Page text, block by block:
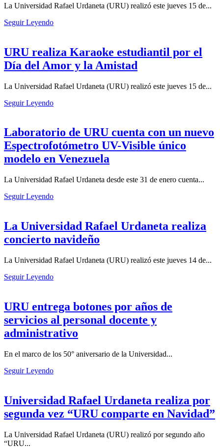
La Universidad Rafael Urdaneta (URU) realizó este jueves 15 de...
Seguir Leyendo
URU realiza Karaoke estudiantil por el
Día del Amor y la Amistad
La Universidad Rafael Urdaneta (URU) realizó este jueves 15 de...
Seguir Leyendo
Laboratorio de URU cuenta con un nuevo
Espectrofotómetro UV-Visible único
modelo en Venezuela
La Universidad Rafael Urdaneta desde este 31 de enero cuenta...
Seguir Leyendo
La Universidad Rafael Urdaneta realiza
concierto navideño
La Universidad Rafael Urdaneta (URU) realizó este jueves 14 de...
Seguir Leyendo
URU entrega botones por años de
servicios al personal docente y
administrativo
En el marco de los 50° aniversario de la Universidad...
Seguir Leyendo
Universidad Rafael Urdaneta realiza por
segunda vez “URU comparte en Navidad”
La Universidad Rafael Urdaneta (URU) realizó por segundo año
“URU...